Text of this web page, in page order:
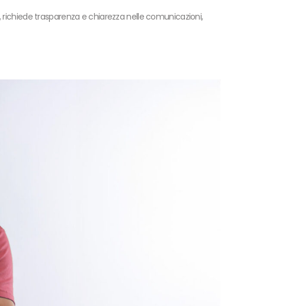
trasparenza e chiarezza nelle comunicazioni,